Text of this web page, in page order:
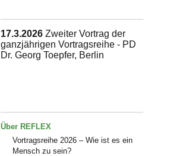
17.3.2026 Zweiter Vortrag der
ganzjährigen Vortragsreihe - PD
Dr. Georg Toepfer, Berlin
Über REFLEX
Vortragsreihe 2026 – Wie ist es ein
Mensch zu sein?